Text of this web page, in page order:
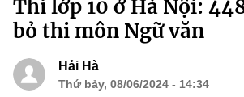
Thi lớp 10 ở Hà Nội:
bỏ thi môn Ngữ văn
Hải Hà
Thứ bảy, 08/06/2024 - 14:34